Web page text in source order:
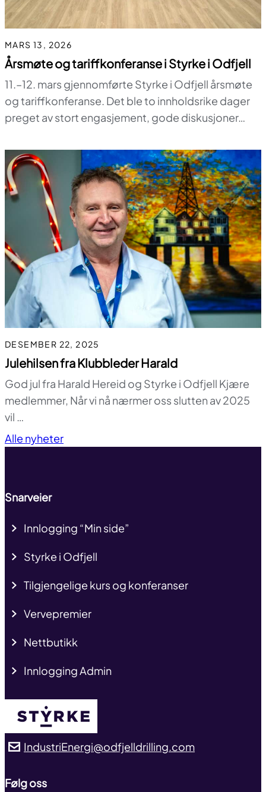
MARS 13, 2026
Årsmøte og tariffkonferanse i Styrke i Odfjell
11.–12. mars gjennomførte Styrke i Odfjell årsmøte
og tariffkonferanse. Det ble to innholdsrike dager
preget av stort engasjement, gode diskusjoner…
DESEMBER 22, 2025
Julehilsen fra Klubbleder Harald
God jul fra Harald Hereid og Styrke i Odfjell Kjære
medlemmer, Når vi nå nærmer oss slutten av 2025
vil …
Alle nyheter
Snarveier
Innlogging “Min side”
Styrke i Odfjell
Tilgjengelige kurs og konferanser
Vervepremier
Nettbutikk
Innlogging Admin
IndustriEnergi@odfjelldrilling.com
Følg oss